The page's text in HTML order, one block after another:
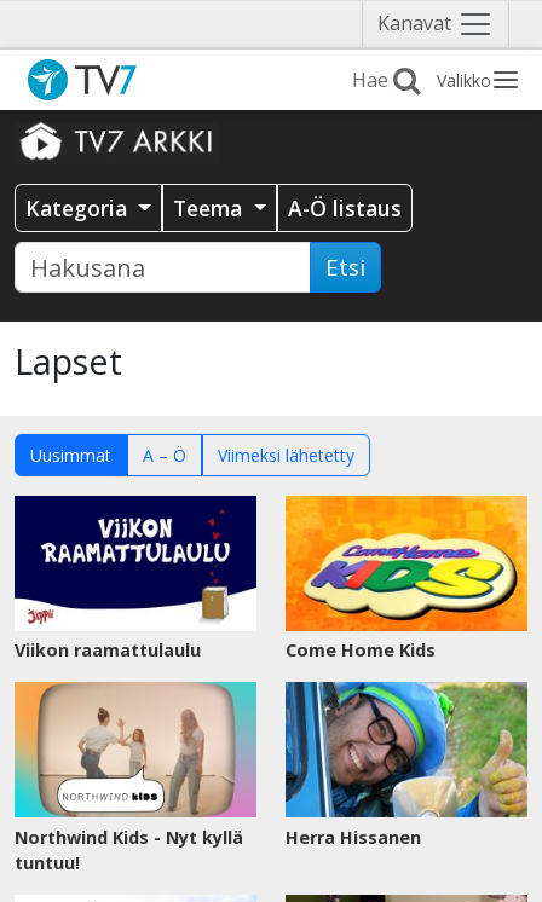
Kanavat Näytä
valikko
Valikko
Kategoria Teema A-Ö listaus
Etsi
Lapset
Uusimmat A – Ö Viimeksi lähetetty
Viikon raamattulaulu Come Home Kids
Northwind Kids - Nyt kyllä
tuntuu!
Herra Hissanen